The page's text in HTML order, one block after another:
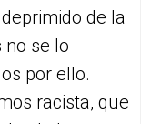
de la
no se lo
por ello.
racista, que